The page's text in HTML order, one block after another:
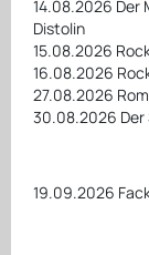
14.08.2026 Der
Distolin
15.08.2026
16.08.2026
27.08.2026
30.08.2026 Der
19.09.2026